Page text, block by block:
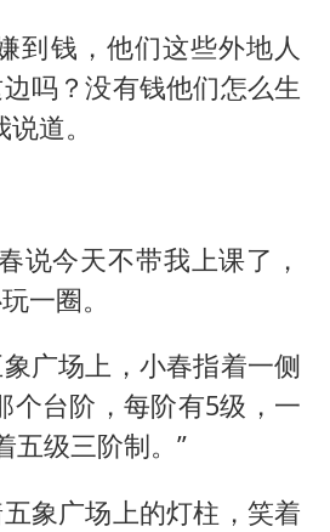
到钱，他们这些外地人
吗？没有钱他们怎么生
道。
说今天不带我上课了，
一圈。
广场上，小春指着一侧
个台阶，每阶有5级，一
五级三阶制。”
象广场上的灯柱，笑着